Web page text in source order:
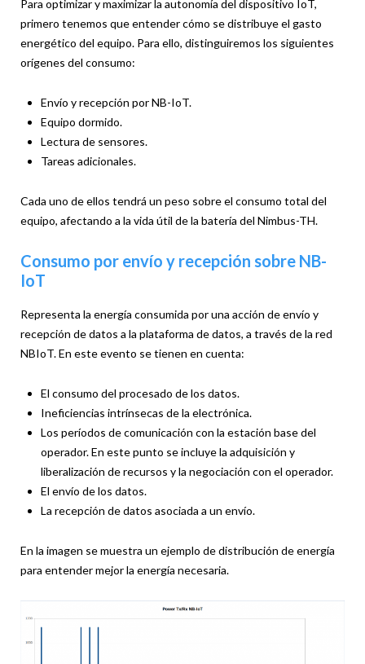
Para optimizar y maximizar la autonomía del dispositivo IoT,
primero tenemos que entender cómo se distribuye el gasto
energético del equipo. Para ello, distinguiremos los siguientes
orígenes del consumo:
Envío y recepción por NB-IoT.
Equipo dormido.
Lectura de sensores.
Tareas adicionales.
Cada uno de ellos tendrá un peso sobre el consumo total del
equipo, afectando a la vida útil de la batería del Nimbus-TH.
Consumo por envío y recepción sobre NB-
IoT
Representa la energía consumida por una acción de envío y
recepción de datos a la plataforma de datos, a través de la red
NBIoT. En este evento se tienen en cuenta:
El consumo del procesado de los datos.
Ineficiencias intrínsecas de la electrónica.
Los períodos de comunicación con la estación base del
operador. En este punto se incluye la adquisición y
liberalización de recursos y la negociación con el operador.
El envío de los datos.
La recepción de datos asociada a un envío.
En la imagen se muestra un ejemplo de distribución de energía
para entender mejor la energía necesaria.